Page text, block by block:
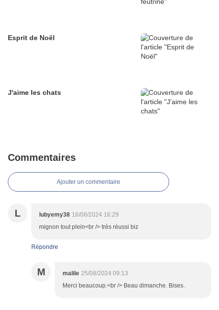
Esprit de Noël
J'aime les chats
Commentaires
Ajouter un commentaire
L lubyemy38 16/08/2024 16:29
mignon tout plein<br /> très réussi biz
Répondre
M malile 25/08/2024 09:13
Merci beaucoup.<br /> Beau dimanche. Bises.